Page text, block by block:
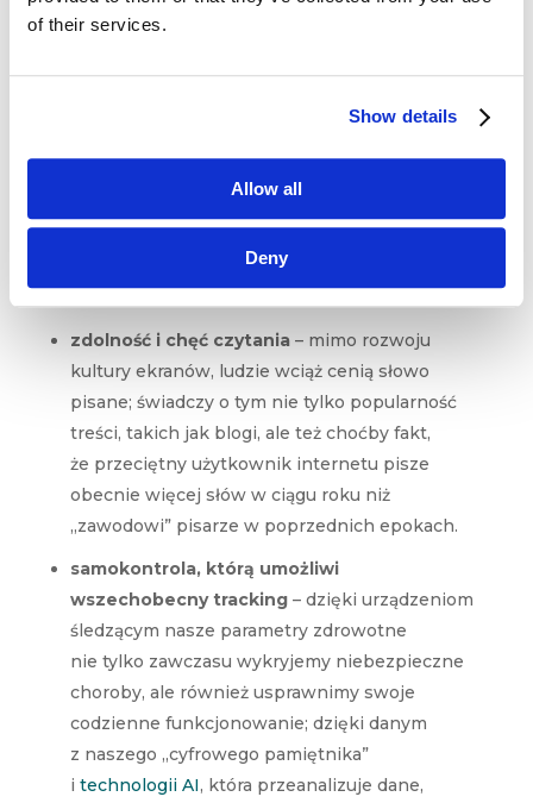
of their services.
Show details
Allow all
Deny
w zadaniach związanych zkreatywnością,
szukać będąwartości, które nie mogą być ani
– to na przykład
niesie ze sobą czyjaś interpretacja lub
umożliwienie komuś samodzielnego
zdolność i chęć czytania– mimo rozwoju
kultury ekranów, ludzie wciąż cenią słowo
pisane; świadczy o tym nie tylko popularność
treści, takich jak blogi, ale też choćby fakt,
że przeciętny użytkownik internetu pisze
obecnie więcej słów w ciągu roku niż
„zawodowi” pisarze w poprzednich epokach.
samokontrola, którą umożliwi
wszechobecny tracking– dzięki urządzeniom
śledzącym nasze parametry zdrowotne
nie tylko zawczasu wykryjemy niebezpieczne
choroby, ale również usprawnimy swoje
codzienne funkcjonowanie; dzięki danym
z naszego „cyfrowego pamiętnika”
i technologii AI, która przeanalizuje dane,